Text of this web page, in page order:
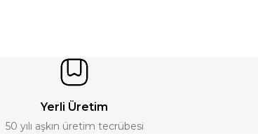
Yerli Üretim
50 yılı aşkın üretim tecrübesi